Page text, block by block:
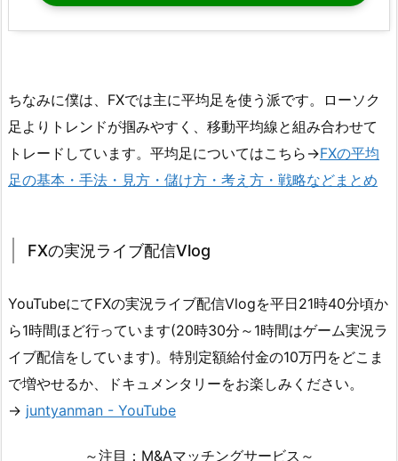
ちなみに僕は、FXでは主に平均足を使う派です。ローソク
足よりトレンドが掴みやすく、移動平均線と組み合わせて
トレードしています。平均足についてはこちら→FXの平均
足の基本・手法・見方・儲け方・考え方・戦略などまとめ
FXの実況ライブ配信Vlog
YouTubeにてFXの実況ライブ配信Vlogを平日21時40分頃か
ら1時間ほど行っています(20時30分～1時間はゲーム実況ラ
イブ配信をしています)。特別定額給付金の10万円をどこま
で増やせるか、ドキュメンタリーをお楽しみください。
→ juntyanman - YouTube
～注目：M&Aマッチングサービス～